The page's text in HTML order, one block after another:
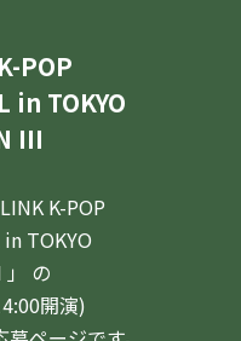
POP
in TOKYO
III
K-POP
in TOKYO
」 の
開演)